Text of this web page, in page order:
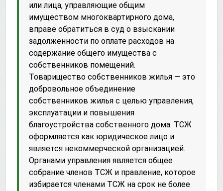
или лица, управляющие общим
имуществом многоквартирного дома,
вправе обратиться в суд о взыскании
задолженности по оплате расходов на
содержание общего имущества с
собственников помещений.
Товарищество собственников жилья — это
добровольное объединение
собственников жилья с целью управления,
эксплуатации и повышения
благоустройства собственного дома. ТСЖ
оформляется как юридическое лицо и
является некоммерческой организацией.
Органами управления является общее
собрание членов ТСЖ и правление, которое
избирается членами ТСЖ на срок не более